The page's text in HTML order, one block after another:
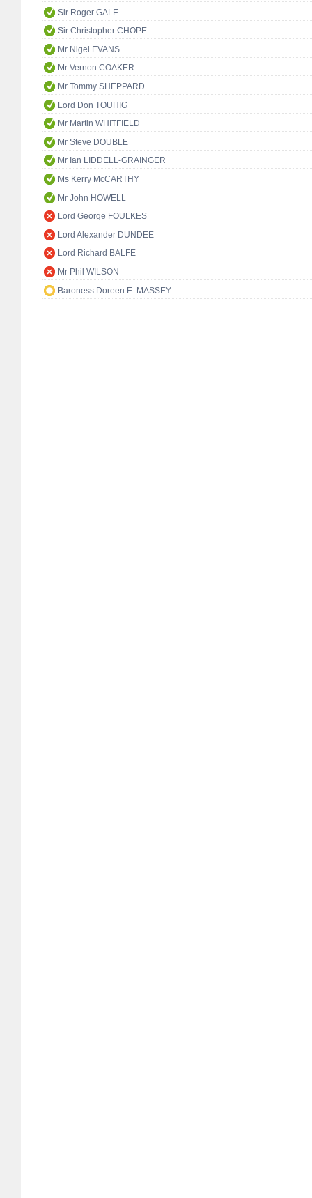
Sir Roger GALE
Sir Christopher CHOPE
Mr Nigel EVANS
Mr Vernon COAKER
Mr Tommy SHEPPARD
Lord Don TOUHIG
Mr Martin WHITFIELD
Mr Steve DOUBLE
Mr Ian LIDDELL-GRAINGER
Ms Kerry McCARTHY
Mr John HOWELL
Lord George FOULKES
Lord Alexander DUNDEE
Lord Richard BALFE
Mr Phil WILSON
Baroness Doreen E. MASSEY